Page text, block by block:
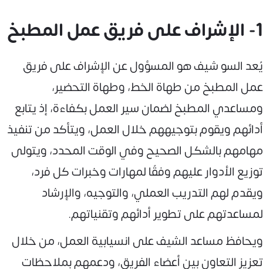
1- الإشراف على فريق عمل المطبخ
يُعد السو شيف هو المسؤول عن الإشراف على فريق
عمل المطبخ من طهاة الخط، وطهاة التحضير،
ومساعدي المطبخ لضمان سير العمل بكفاءة، إذ يتابع
أدائهم ويقوم بتوجيههم خلال العمل، ويتأكد من تنفيذ
مهامهم بالشكل الصحيح وفي الوقت المحدد، ويتولى
توزيع الأدوار عليهم وفقًا لمهارات وخبرات كل فرد،
ويقدم لهم التدريب العملي، والتوجيه، والإرشاد
لمساعدتهم على تطوير أدائهم وتقنياتهم.
ويحافظ مساعد الشيف على انسيابية العمل، من خلال
تعزيز التعاون بين أعضاء الفريق، ودعمهم بملاحظات